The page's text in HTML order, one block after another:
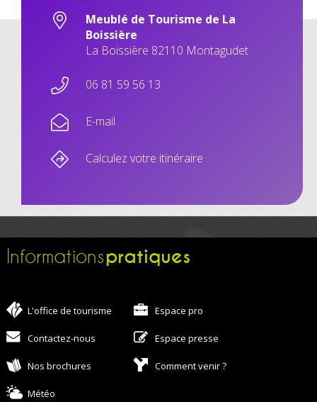
Meublé de Tourisme de La
Boissière
La Boissière 82110 Montagudet
06 81 59 56 13
E-mail
Calculez votre itinéraire
Informationspratiques
L'office de tourisme Espace pro
Contactez-nous Espace presse
Nos brochures Comment venir ?
Météo